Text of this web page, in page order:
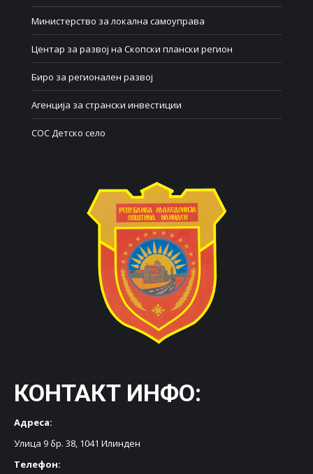
Министерство за локална самоуправа
Центар за развој на Скопски плански регион
Биро за регионален развој
Агенција за странски инвестиции
СОС Детско село
КОНТАКТ ИНФО:
Адреса:
Улица 9 бр. 38, 1041 Илинден
Телефон: